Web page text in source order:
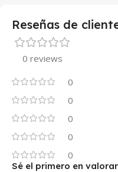
Reseñas de
0 reviews
0
0
0
0
0
Sé el primero en